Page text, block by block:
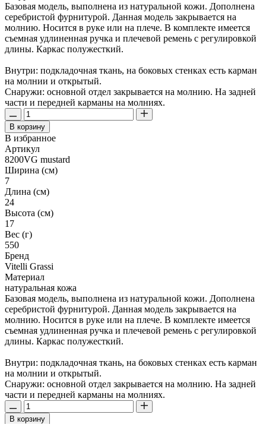
Базовая модель, выполнена из натуральной кожи. Дополнена
серебристой фурнитурой. Данная модель закрывается на
молнию. Носится в руке или на плече. В комплекте имеется
съемная удлиненная ручка и плечевой ремень с регулировкой
длины. Каркас полужесткий.
Внутри: подкладочная ткань, на боковых стенках есть карман
на молнии и открытый.
Снаружи: основной отдел закрывается на молнию. На задней
части и передней карманы на молниях.
В корзину
В избранное
Артикул
8200VG mustard
Ширина (см)
7
Длина (см)
24
Высота (см)
17
Вес (г)
550
Бренд
Vitelli Grassi
Материал
натуральная кожа
Базовая модель, выполнена из натуральной кожи. Дополнена
серебристой фурнитурой. Данная модель закрывается на
молнию. Носится в руке или на плече. В комплекте имеется
съемная удлиненная ручка и плечевой ремень с регулировкой
длины. Каркас полужесткий.
Внутри: подкладочная ткань, на боковых стенках есть карман
на молнии и открытый.
Снаружи: основной отдел закрывается на молнию. На задней
части и передней карманы на молниях.
В корзину